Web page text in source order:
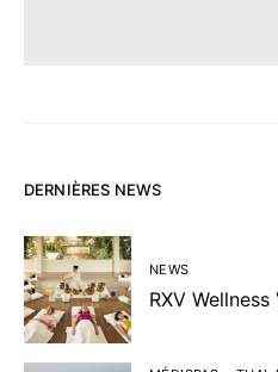
DERNIÈRES NEWS
NEWS
RXV